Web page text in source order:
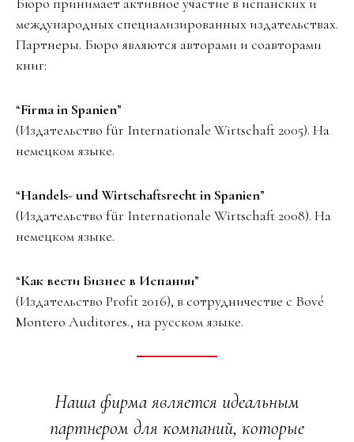
международных специализированных издательствах.
Партнеры. Бюро являются авторами и соавторами
книг:
“Firma in Spanien”
(Издательство für Internationale Wirtschaft 2005). На
немецком языке.
“Handels- und Wirtschaftsrecht in Spanien”
(Издательство für Internationale Wirtschaft 2008). На
немецком языке.
“Как вести Бизнес в Испании”
(Издательство Profit 2016), в сотрудничестве с Bové
Montero Auditores., на русском языке.
Наша фирма является идеальным
партнером для компаний, которые